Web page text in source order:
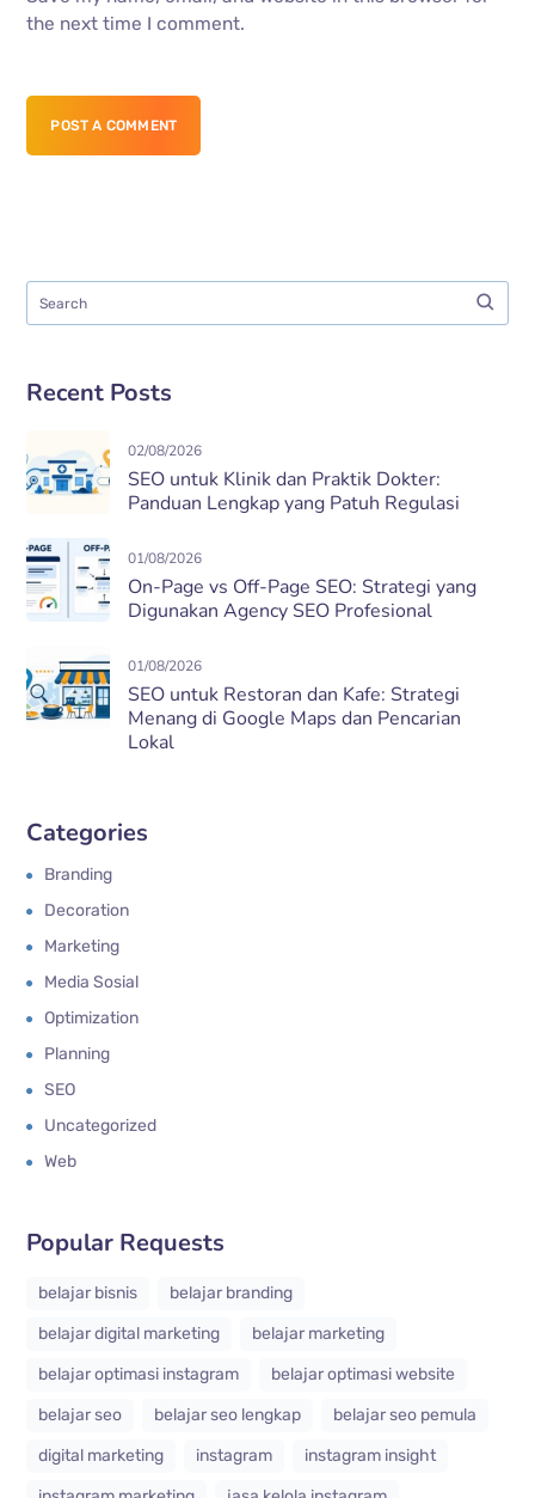
the next time I comment.
POST A COMMENT
Recent Posts
02/08/2026
SEO untuk Klinik dan Praktik Dokter:
Panduan Lengkap yang Patuh Regulasi
01/08/2026
On-Page vs Off-Page SEO: Strategi yang
Digunakan Agency SEO Profesional
01/08/2026
SEO untuk Restoran dan Kafe: Strategi
Menang di Google Maps dan Pencarian
Lokal
Categories
Branding
Decoration
Marketing
Media Sosial
Optimization
Planning
SEO
Uncategorized
Web
Popular Requests
belajar bisnis
belajar branding
belajar digital marketing
belajar marketing
belajar optimasi instagram
belajar optimasi website
belajar seo
belajar seo lengkap
belajar seo pemula
digital marketing
instagram
instagram insight